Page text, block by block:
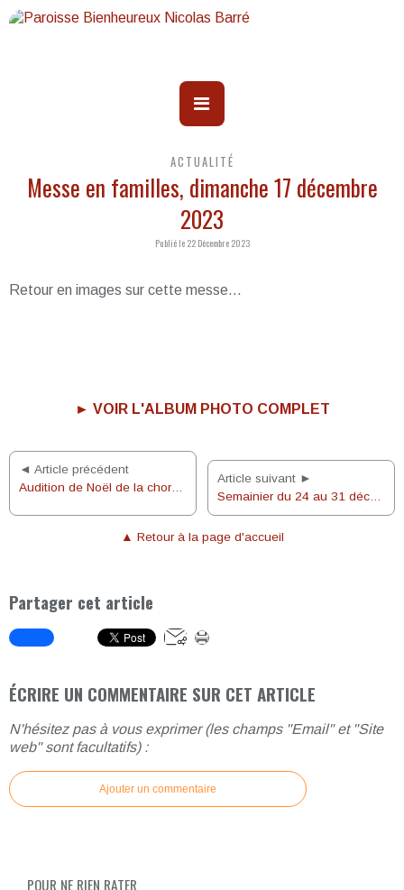
ACTUALITÉ
Messe en familles, dimanche 17 décembre
2023
Publié le 22 Décembre 2023
Retour en images sur cette messe...
► VOIR L'ALBUM PHOTO COMPLET
◄ Article précédent
Audition de Noël de la chorale Bienheureux Nicolas Barré
Article suivant ►
Semainier du 24 au 31 décembre 2023
▲ Retour à la page d'accueil
Partager cet article
ÉCRIRE UN COMMENTAIRE SUR CET ARTICLE
N'hésitez pas à vous exprimer (les champs "Email" et "Site
web" sont facultatifs) :
Ajouter un commentaire
POUR NE RIEN RATER